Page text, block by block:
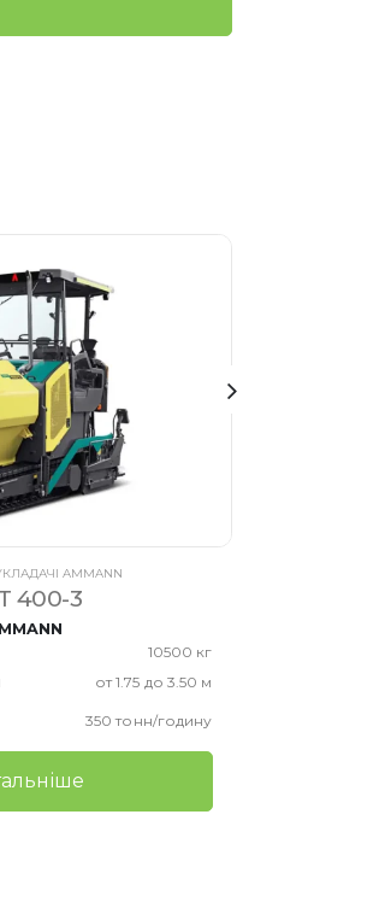
AMMANN
400-3
10500 кг
от 1.75 до 3.50 м
350 тонн/годину